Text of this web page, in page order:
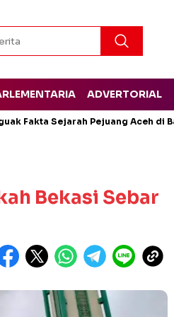
ADVERTORIAL
Fakta Sejarah Pejuang Aceh di
Bekasi Sebar